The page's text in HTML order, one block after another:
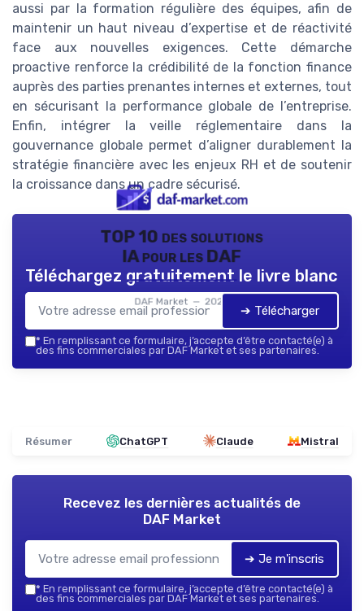
aussi par la formation régulière des équipes, afin de
maintenir un haut niveau d’expertise et de réactivité
face aux nouvelles exigences. Cette démarche
proactive renforce la crédibilité de la fonction finance
auprès des parties prenantes internes et externes, tout
en sécurisant la performance globale de l’entreprise.
Enfin, intégrer la veille réglementaire dans la
gouvernance globale permet d’aligner durablement la
stratégie financière avec les enjeux RH et de soutenir
la croissance dans un cadre sécurisé.
TOP 10 des solutions
IA pour les DAF
DAF Market — 2026
Téléchargez gratuitement le livre blanc
➔ Télécharger
* En remplissant ce formulaire, j’accepte d’être contacté(e) à
des fins commerciales par DAF Market et ses partenaires.
Résumer ChatGPT Claude Mistral
Recevez les dernières actualités de
DAF Market
➔ Je m'inscris
* En remplissant ce formulaire, j’accepte d’être contacté(e) à
des fins commerciales par DAF Market et ses partenaires.